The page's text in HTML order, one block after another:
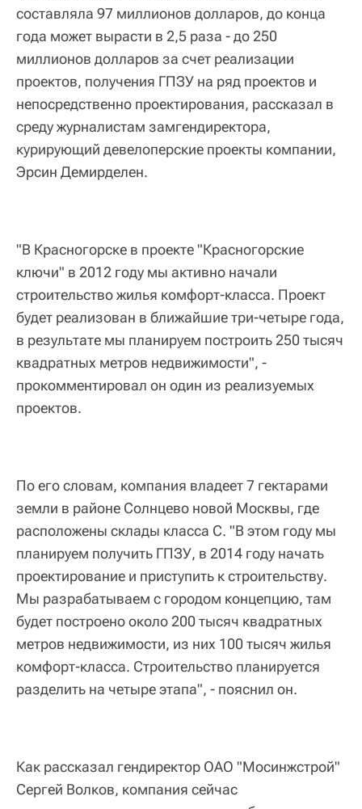
составляла 97 миллионов долларов, до конца
года может вырасти в 2,5 раза - до 250
миллионов долларов за счет реализации
проектов, получения ГПЗУ на ряд проектов и
непосредственно проектирования, рассказал в
среду журналистам замгендиректора,
курирующий девелоперские проекты компании,
Эрсин Демирделен.
"В Красногорске в проекте "Красногорские
ключи" в 2012 году мы активно начали
строительство жилья комфорт-класса. Проект
будет реализован в ближайшие три-четыре года,
в результате мы планируем построить 250 тысяч
квадратных метров недвижимости", -
прокомментировал он один из реализуемых
проектов.
По его словам, компания владеет 7 гектарами
земли в районе Солнцево новой Москвы, где
расположены склады класса С. "В этом году мы
планируем получить ГПЗУ, в 2014 году начать
проектирование и приступить к строительству.
Мы разрабатываем с городом концепцию, там
будет построено около 200 тысяч квадратных
метров недвижимости, из них 100 тысяч жилья
комфорт-класса. Строительство планируется
разделить на четыре этапа", - пояснил он.
Как рассказал гендиректор ОАО "Мосинжстрой"
Сергей Волков, компания сейчас